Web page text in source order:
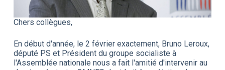
Chers collègues,
En début d'année, le 2 février exactement, Bruno Leroux,
député PS et Président du groupe socialiste à
l'Assemblée nationale nous a fait l'amitié d'intervenir au